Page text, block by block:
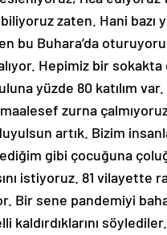
zaten. Hani bazı
bu Buhara’da
Hepimiz bir
yüzde 80 katılım
zurna
artık. Bizim
gibi çocuğuna
istiyoruz. 81 vilayette
Bir sene pandemiyi